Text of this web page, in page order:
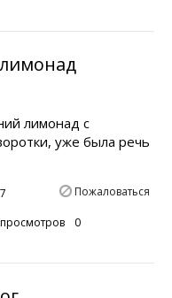
лимонад с
уже была речь
Пожаловаться
0